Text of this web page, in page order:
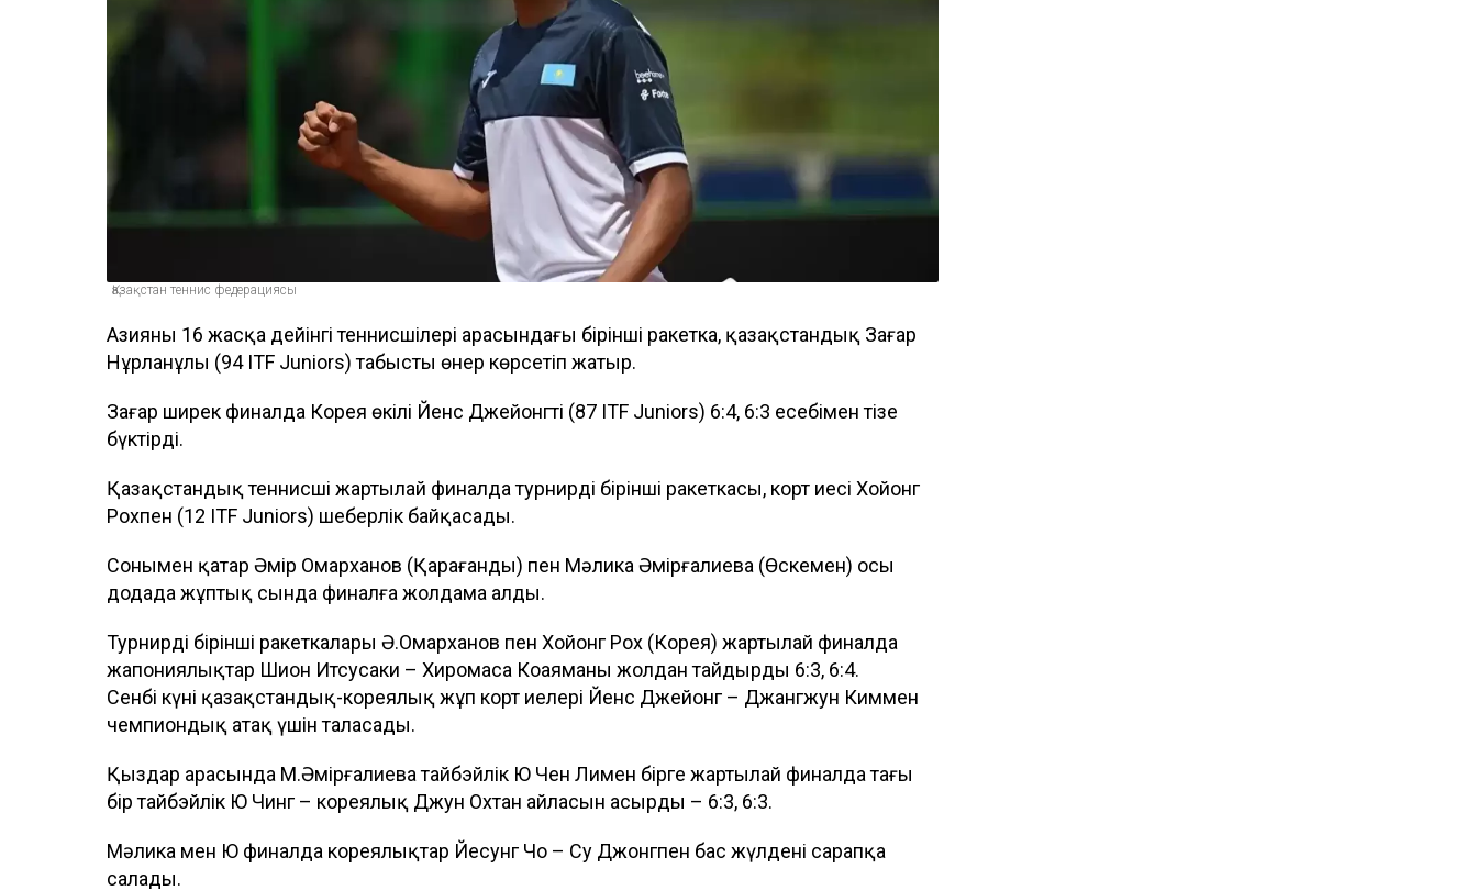
Қазақстан теннис федерациясы
Азияның 16 жасқа дейінгі теннисшілері арасындағы бірінші ракетка, қазақстандық Заңғар
Нұрланұлы (94 ITF Juniors) табысты өнер көрсетіп жатыр.
Заңғар ширек финалда Корея өкілі Йенс Джейонгті (87 ITF Juniors) 6:4, 6:3 есебімен тізе
бүктірді.
Қазақстандық теннисші жартылай финалда турнирдің бірінші ракеткасы, корт иесі Хойонг
Рохпен (12 ITF Juniors) шеберлік байқасады.
Сонымен қатар Әмір Омарханов (Қарағанды) пен Мәлика Әмірғалиева (Өскемен) осы
додада жұптық сында финалға жолдама алды.
Турнирдің бірінші ракеткалары Ә.Омарханов пен Хойонг Рох (Корея) жартылай финалда
жапониялықтар Шион Итсусаки – Хиромаса Коаяманы жолдан тайдырды 6:3, 6:4.
Сенбі күні қазақстандық-кореялық жұп корт иелері Йенс Джейонг – Джангжун Киммен
чемпиондық атақ үшін таласады.
Қыздар арасында М.Әмірғалиева тайбэйлік Ю Чен Лимен бірге жартылай финалда тағы
бір тайбэйлік Ю Чинг – кореялық Джун Охтан айласын асырды – 6:3, 6:3.
Мәлика мен Ю финалда кореялықтар Йесунг Чо – Су Джонгпен бас жүлдені сарапқа
салады.